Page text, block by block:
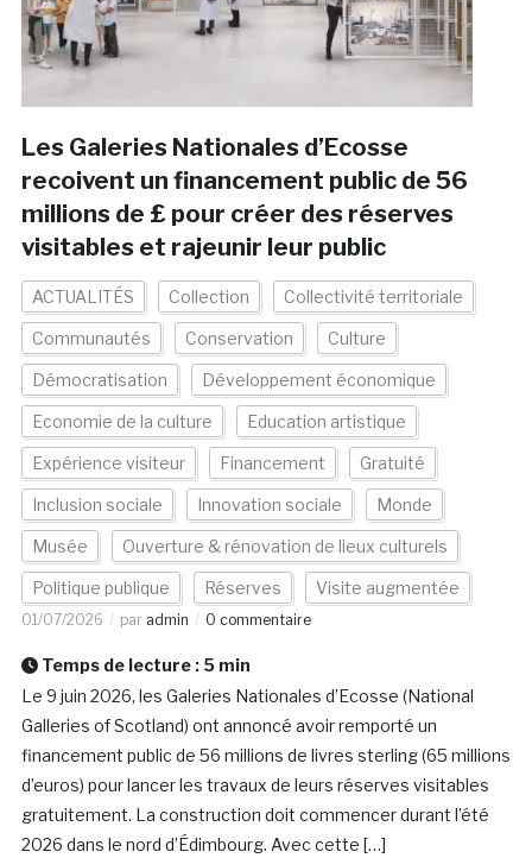
Les Galeries Nationales d’Ecosse
recoivent un financement public de 56
millions de £ pour créer des réserves
visitables et rajeunir leur public
ACTUALITÉS Collection Collectivité territoriale
Communautés Conservation Culture
Démocratisation Développement économique
Economie de la culture Education artistique
Expérience visiteur Financement Gratuité
Inclusion sociale Innovation sociale Monde
Musée Ouverture & rénovation de lieux culturels
Politique publique Réserves Visite augmentée
01/07/2026 par admin 0 commentaire
Temps de lecture : 5 min
Le 9 juin 2026, les Galeries Nationales d’Ecosse (National
Galleries of Scotland) ont annoncé avoir remporté un
financement public de 56 millions de livres sterling (65 millions
d’euros) pour lancer les travaux de leurs réserves visitables
gratuitement. La construction doit commencer durant l’été
2026 dans le nord d’Édimbourg. Avec cette […]